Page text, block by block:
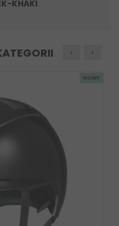
KHAKI
‹ ›